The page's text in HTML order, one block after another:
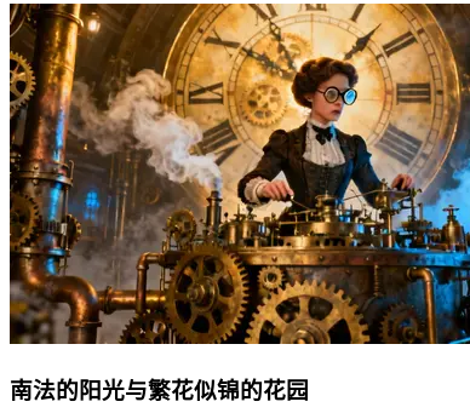
南法的阳光与繁花似锦的花园